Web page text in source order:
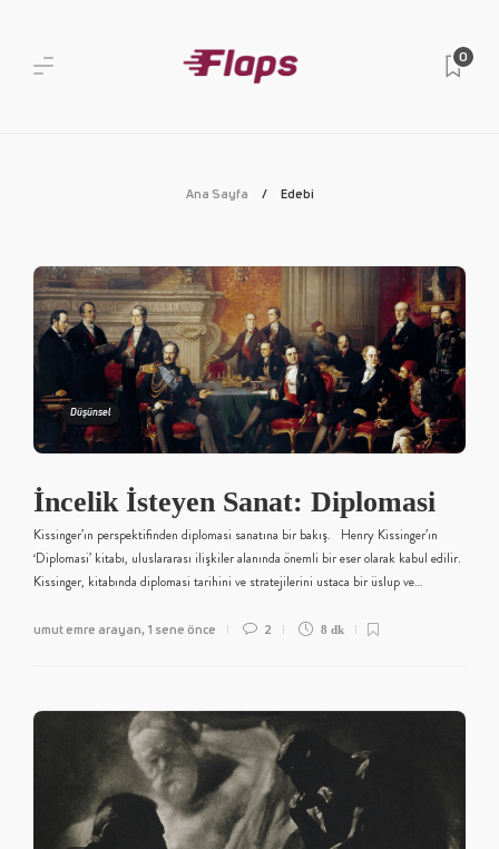
0
Ana Sayfa Edebi
Düşünsel
İncelik İsteyen Sanat: Diplomasi
Kissinger’ın perspektifinden diplomasi sanatına bir bakış. Henry Kissinger’ın
‘Diplomasi’ kitabı, uluslararası ilişkiler alanında önemli bir eser olarak kabul edilir.
Kissinger, kitabında diplomasi tarihini ve stratejilerini ustaca bir üslup ve…
umut emre arayan, 1 sene önce 2 8 dk